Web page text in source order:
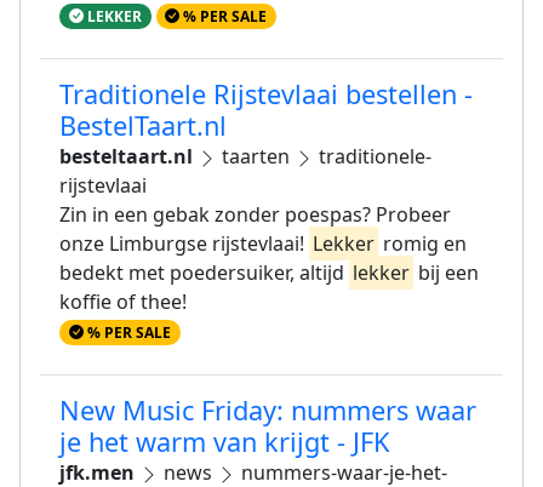
LEKKER % PER SALE
Traditionele Rijstevlaai bestellen -
BestelTaart.nl
besteltaart.nl taarten
traditionele-
rijstevlaai
Zin in een gebak zonder poespas? Probeer
onze Limburgse rijstevlaai! Lekker romig en
bedekt met poedersuiker, altijd lekker bij een
koffie of thee!
% PER SALE
New Music Friday: nummers waar
je het warm van krijgt - JFK
jfk.men news
nummers-waar-je-het-